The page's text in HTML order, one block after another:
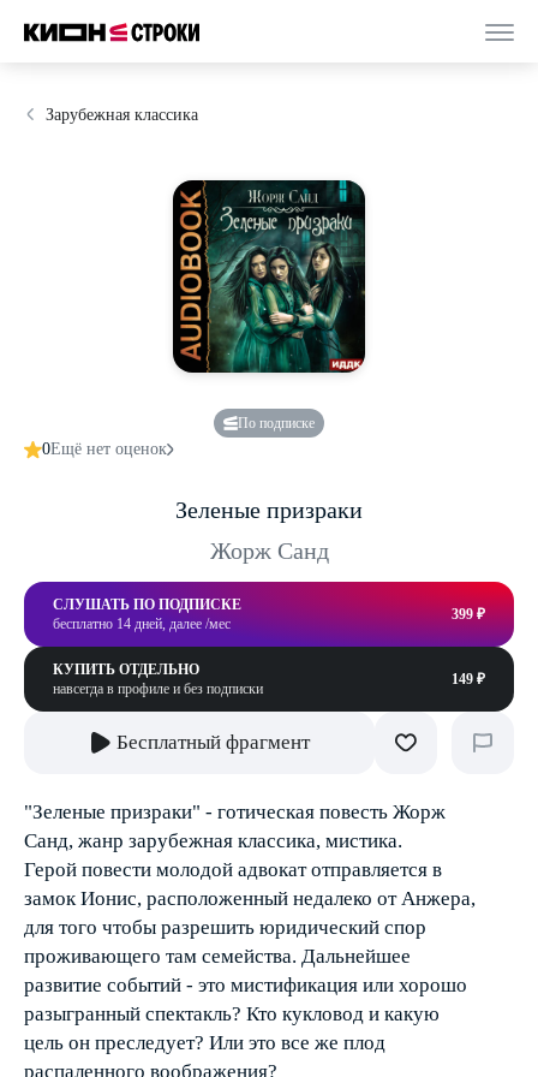
Зарубежная классика
По подписке
0Ещё нет оценок
Зеленые призраки
Жорж Санд
СЛУШАТЬ ПО ПОДПИСКЕ
бесплатно 14 дней, далее /мес
399 ₽
КУПИТЬ ОТДЕЛЬНО
навсегда в профиле и без подписки
149 ₽
Бесплатный фрагмент
"Зеленые призраки" - готическая повесть Жорж
Санд, жанр зарубежная классика, мистика.
Герой повести молодой адвокат отправляется в
замок Ионис, расположенный недалеко от Анжера,
для того чтобы разрешить юридический спор
проживающего там семейства. Дальнейшее
развитие событий - это мистификация или хорошо
разыгранный спектакль? Кто кукловод и какую
цель он преследует? Или это все же плод
распаленного воображения?